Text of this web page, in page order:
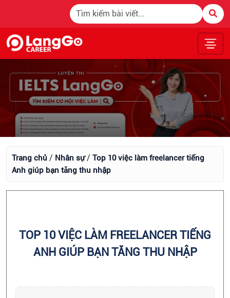
Trang chủ / Nhân sự/ Top 10 việc làm freelancer tiếng
Anh giúp bạn tăng thu nhập
TOP 10 VIỆC LÀM FREELANCER TIẾNG
ANH GIÚP BẠN TĂNG THU NHẬP